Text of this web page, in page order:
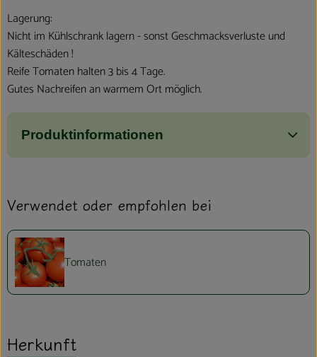
Lagerung:
Nicht im Kühlschrank lagern - sonst Geschmacksverluste und
Kälteschäden !
Reife Tomaten halten 3 bis 4 Tage.
Gutes Nachreifen an warmem Ort möglich.
Produktinformationen
Verwendet oder empfohlen bei
Tomaten
Herkunft